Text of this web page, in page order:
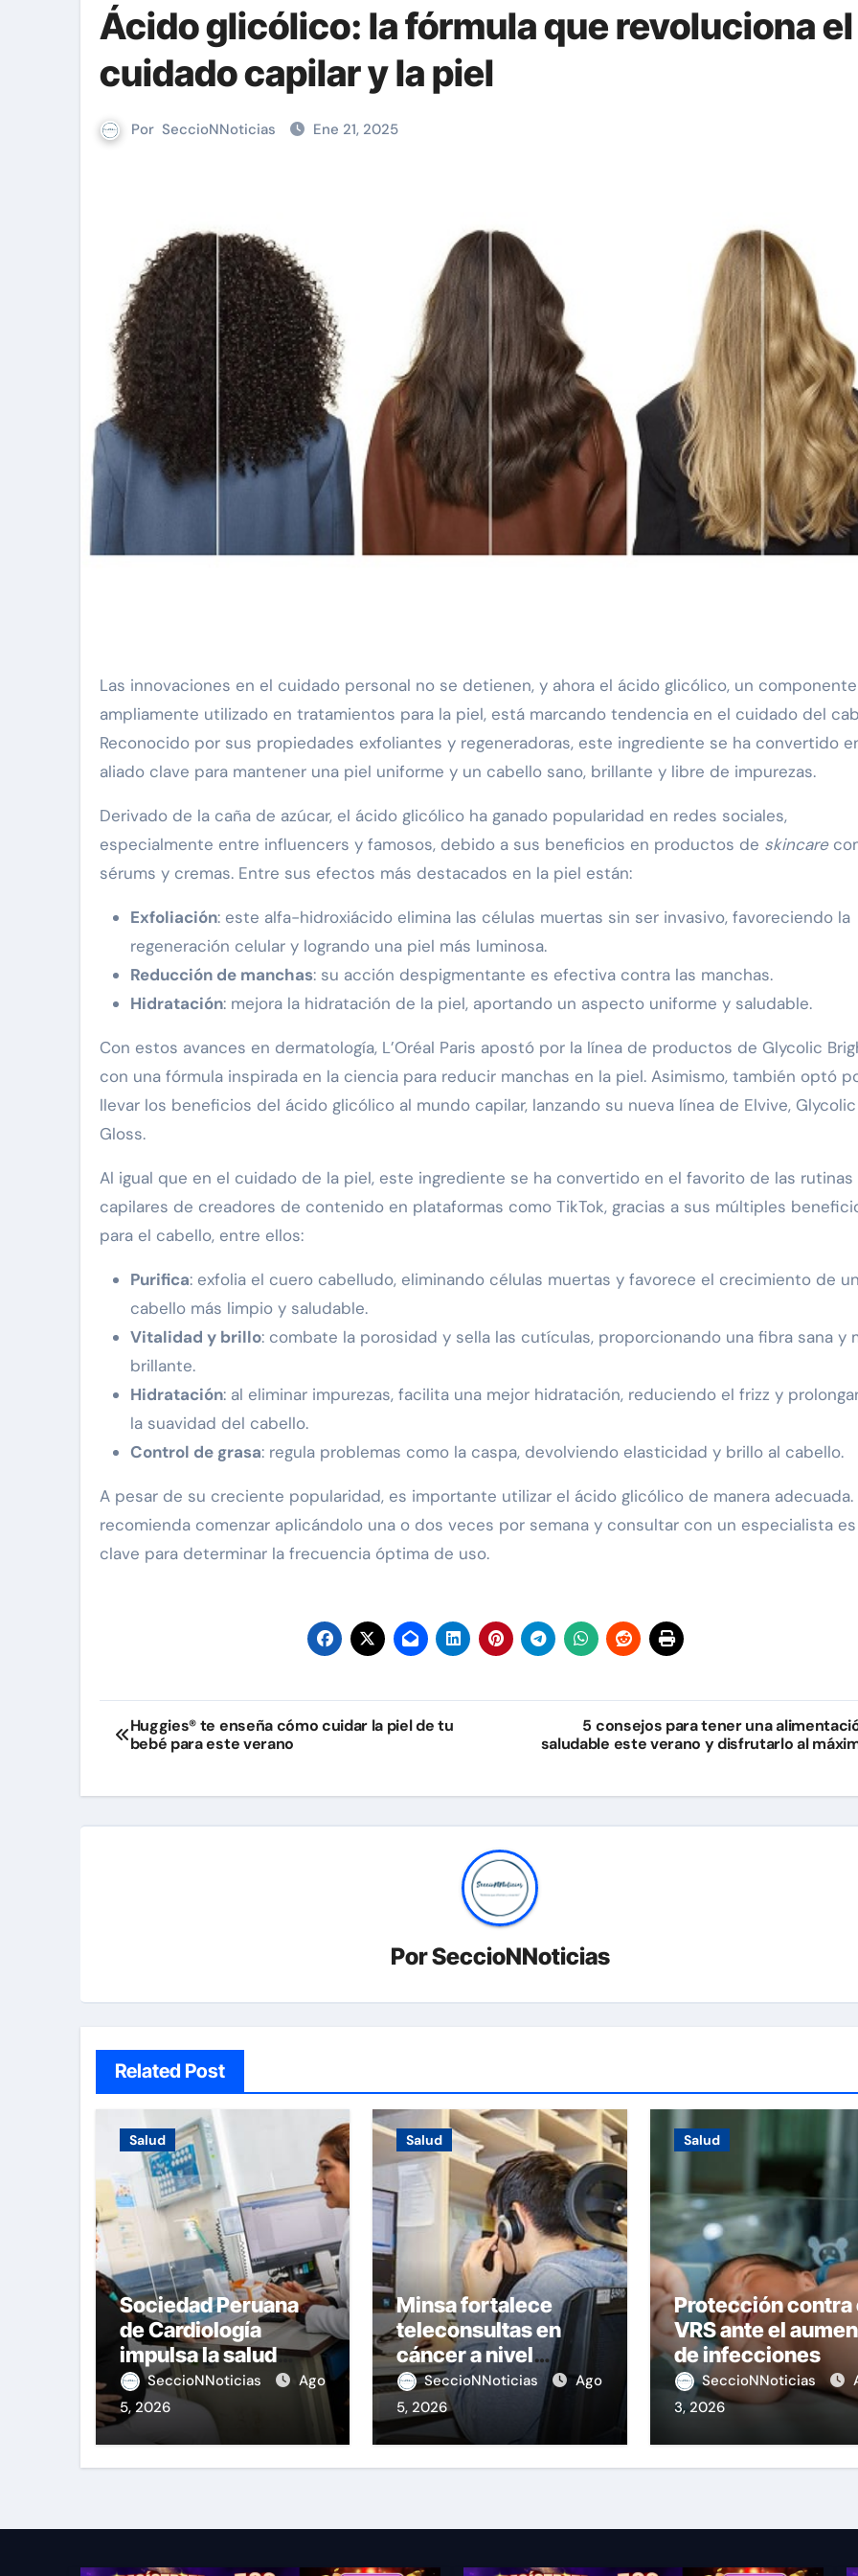
Ácido glicólico: la fórmula que revoluciona el
cuidado capilar y la piel
Por SeccioNNoticias Ene 21, 2025
Las innovaciones en el cuidado personal no se detienen, y ahora el ácido glicólico, un componente
ampliamente utilizado en tratamientos para la piel, está marcando tendencia en el cuidado del
Reconocido por sus propiedades exfoliantes y regeneradoras, este ingrediente se ha convertido
aliado clave para mantener una piel uniforme y un cabello sano, brillante y libre de impurezas.
Derivado de la caña de azúcar, el ácido glicólico ha ganado popularidad en redes sociales,
especialmente entre influencers y famosos, debido a sus beneficios en productos de skincare
sérums y cremas. Entre sus efectos más destacados en la piel están:
Exfoliación: este alfa-hidroxiácido elimina las células muertas sin ser invasivo, favoreciendo la
regeneración celular y logrando una piel más luminosa.
Reducción de manchas: su acción despigmentante es efectiva contra las manchas.
Hidratación: mejora la hidratación de la piel, aportando un aspecto uniforme y saludable.
Con estos avances en dermatología, L’Oréal Paris apostó por la línea de productos de Glycolic
con una fórmula inspirada en la ciencia para reducir manchas en la piel. Asimismo, también optó
llevar los beneficios del ácido glicólico al mundo capilar, lanzando su nueva línea de Elvive, Glycolic
Gloss.
Al igual que en el cuidado de la piel, este ingrediente se ha convertido en el favorito de las rutinas
capilares de creadores de contenido en plataformas como TikTok, gracias a sus múltiples
para el cabello, entre ellos:
Purifica: exfolia el cuero cabelludo, eliminando células muertas y favorece el crecimiento de un
cabello más limpio y saludable.
Vitalidad y brillo: combate la porosidad y sella las cutículas, proporcionando una fibra sana y
brillante.
Hidratación: al eliminar impurezas, facilita una mejor hidratación, reduciendo el frizz y
la suavidad del cabello.
Control de grasa: regula problemas como la caspa, devolviendo elasticidad y brillo al cabello.
A pesar de su creciente popularidad, es importante utilizar el ácido glicólico de manera adecuada.
recomienda comenzar aplicándolo una o dos veces por semana y consultar con un especialista es
clave para determinar la frecuencia óptima de uso.
Navegación
de
entradas
Huggies® te enseña cómo cuidar la piel de tu
bebé para este verano
5 consejos para tener una
saludable este verano y disfrutarlo al
PorSeccioNNoticias
Related Post
Salud
Sociedad Peruana
de Cardiología
impulsa la salud
materna
SeccioNNoticias
Ago
5, 2026
Salud
Minsa fortalece
teleconsultas en
cáncer a nivel
nacional
SeccioNNoticias
Ago
5, 2026
Salud
Protección contra
VRS ante el
de infecciones
SeccioNNoticias
3, 2026